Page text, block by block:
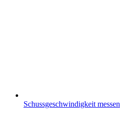
Schussgeschwindigkeit messen